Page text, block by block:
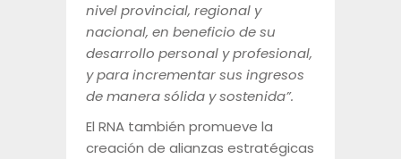
nivel provincial, regional y
nacional, en beneficio de su
desarrollo personal y profesional,
y para incrementar sus ingresos
de manera sólida y sostenida”.
El RNA también promueve la
creación de alianzas estratégicas